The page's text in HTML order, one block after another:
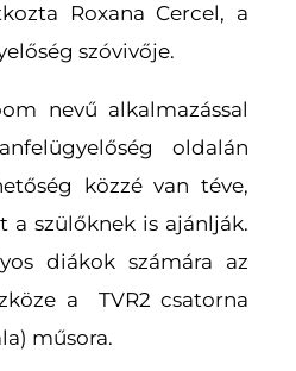
Roxana Cercel, a
szóvivője.
nevű alkalmazással
oldalán
közzé van téve,
a szülőknek is ajánlják.
diákok számára az
a TVR2 csatorna
műsora.